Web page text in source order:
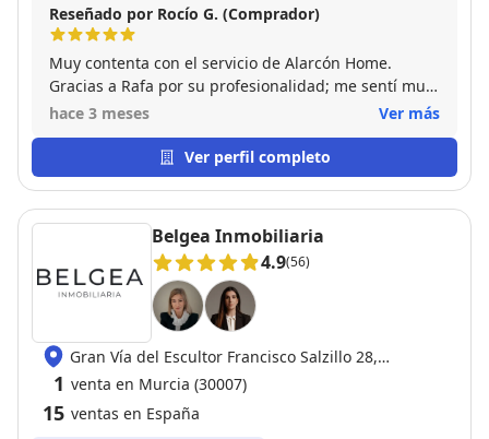
Reseñado por Rocío G. (Comprador)
Muy contenta con el servicio de Alarcón Home.
Gracias a Rafa por su profesionalidad; me sentí muy
bien asesorada y acompañada durante todo el
hace 3 meses Ver más
Ver perfil completo
Belgea Inmobiliaria
4.9(56)
Gran Vía del Escultor Francisco Salzillo 28,
30004 Murcia
1 venta en Murcia (30007)
15 ventas en España